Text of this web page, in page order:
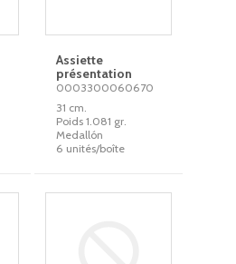
Assiette
présentation
0003300060670
31 cm.
Poids 1.081 gr.
Medallón
6 unités/boîte